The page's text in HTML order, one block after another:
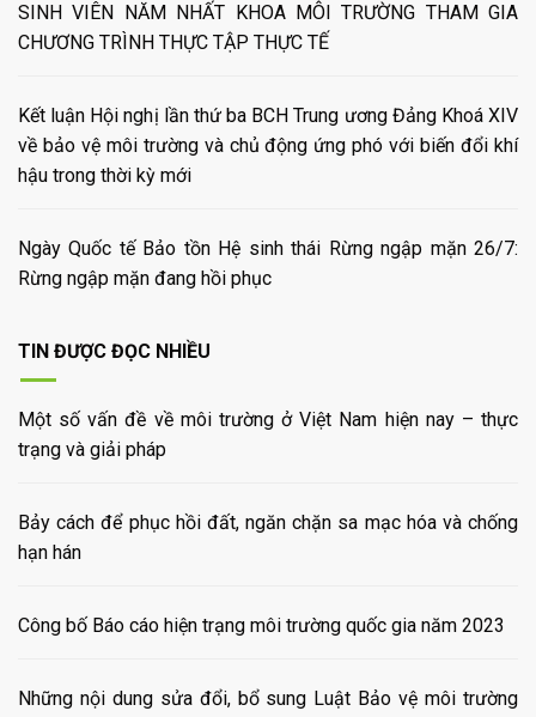
SINH VIÊN NĂM NHẤT KHOA MÔI TRƯỜNG THAM GIA
CHƯƠNG TRÌNH THỰC TẬP THỰC TẾ
Kết luận Hội nghị lần thứ ba BCH Trung ương Đảng Khoá XIV
về bảo vệ môi trường và chủ động ứng phó với biến đổi khí
hậu trong thời kỳ mới
Ngày Quốc tế Bảo tồn Hệ sinh thái Rừng ngập mặn 26/7:
Rừng ngập mặn đang hồi phục
TIN ĐƯỢC ĐỌC NHIỀU
Một số vấn đề về môi trường ở Việt Nam hiện nay – thực
trạng và giải pháp
Bảy cách để phục hồi đất, ngăn chặn sa mạc hóa và chống
hạn hán
Công bố Báo cáo hiện trạng môi trường quốc gia năm 2023
Những nội dung sửa đổi, bổ sung Luật Bảo vệ môi trường